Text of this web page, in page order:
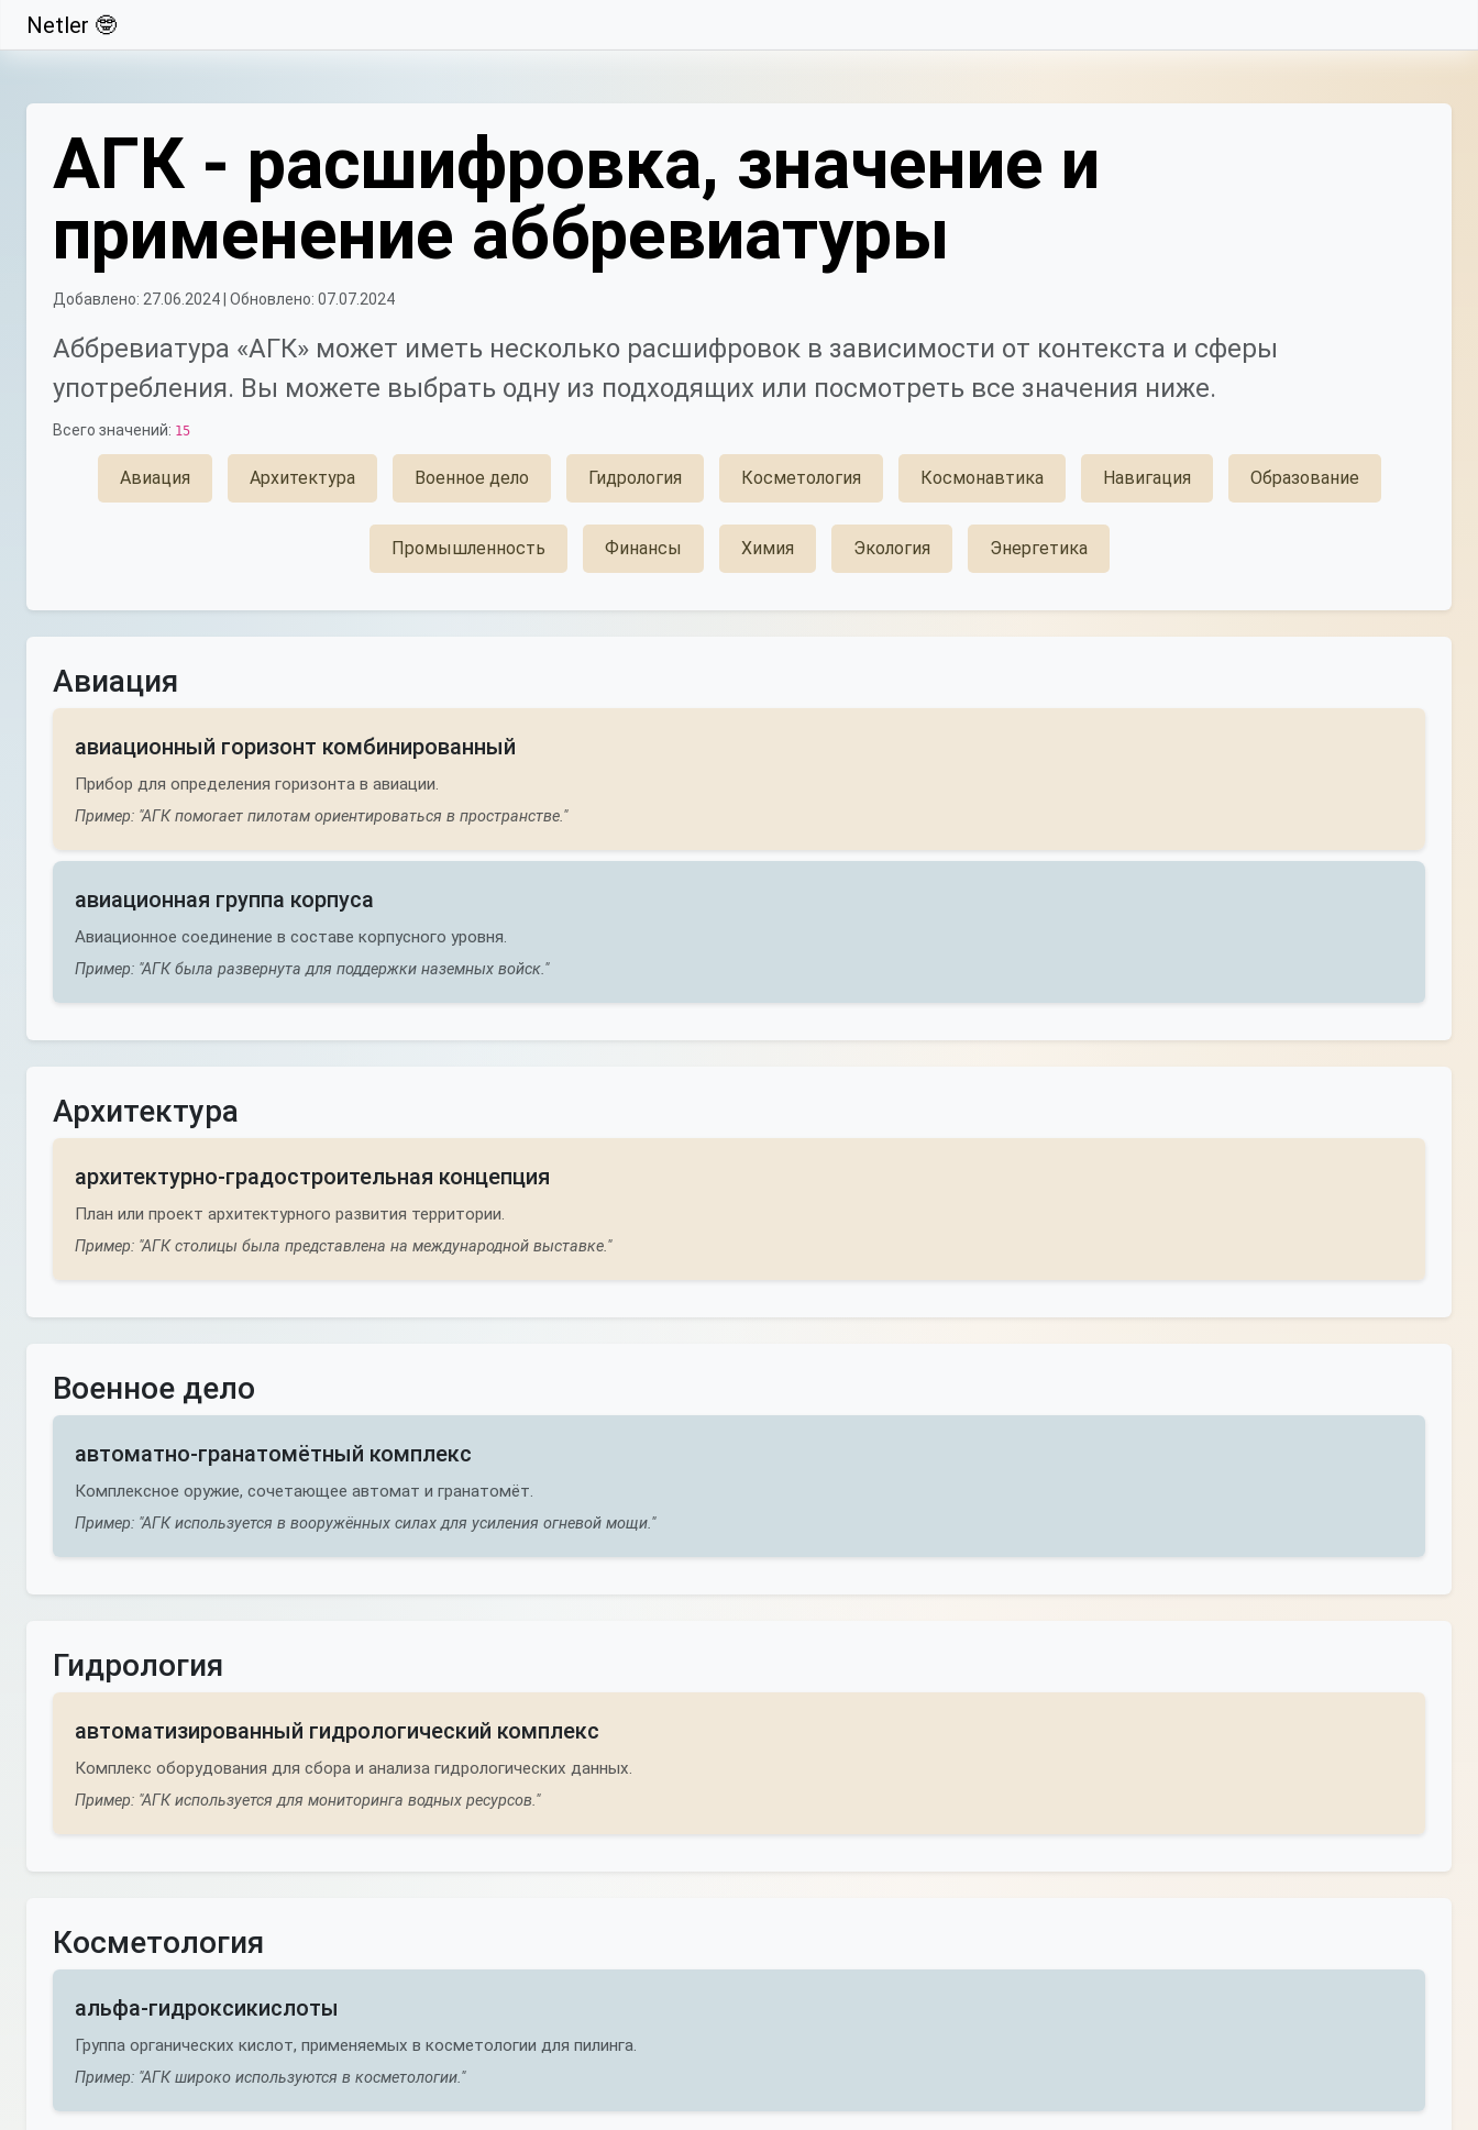
Свернуть
Netler 🤓
АГК - расшифровка, значение и
применение аббревиатуры
Добавлено: 27.06.2024 | Обновлено: 07.07.2024
Аббревиатура «АГК» может иметь несколько расшифровок в зависимости от контекста и сферы
употребления. Вы можете выбрать одну из подходящих или посмотреть все значения ниже.
Всего значений: 15
Авиация Архитектура Военное дело Гидрология Косметология Космонавтика Навигация Образование
Промышленность Финансы Химия Экология Энергетика
Авиация
авиационный горизонт комбинированный
Прибор для определения горизонта в авиации.
Пример: "АГК помогает пилотам ориентироваться в пространстве."
авиационная группа корпуса
Авиационное соединение в составе корпусного уровня.
Пример: "АГК была развернута для поддержки наземных войск."
Архитектура
архитектурно-градостроительная концепция
План или проект архитектурного развития территории.
Пример: "АГК столицы была представлена на международной выставке."
Военное дело
автоматно-гранатомётный комплекс
Комплексное оружие, сочетающее автомат и гранатомёт.
Пример: "АГК используется в вооружённых силах для усиления огневой мощи."
Гидрология
автоматизированный гидрологический комплекс
Комплекс оборудования для сбора и анализа гидрологических данных.
Пример: "АГК используется для мониторинга водных ресурсов."
Косметология
альфа-гидроксикислоты
Группа органических кислот, применяемых в косметологии для пилинга.
Пример: "АГК широко используются в косметологии."